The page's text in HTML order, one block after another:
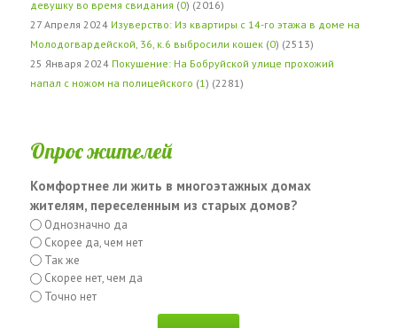
девушку во время свидания (0) (2016)
27 Апреля 2024 Изуверство: Из квартиры с 14-го этажа в доме на
Молодогвардейской, 36, к.6 выбросили кошек (0) (2513)
25 Января 2024 Покушение: На Бобруйской улице прохожий
напал с ножом на полицейского (1 ) (2281)
Опрос жителей
Комфортнее ли жить в многоэтажных домах
жителям, переселенным из старых домов?
Однозначно да
Скорее да, чем нет
Так же
Скорее нет, чем да
Точно нет